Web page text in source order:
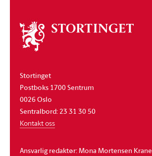
Om
stortinget
Stortinget
Postboks 1700 Sentrum
0026 Oslo
Sentralbord: 23 31 30 50
Kontakt oss
Ansvarlig redaktør: Mona Mortensen Krane